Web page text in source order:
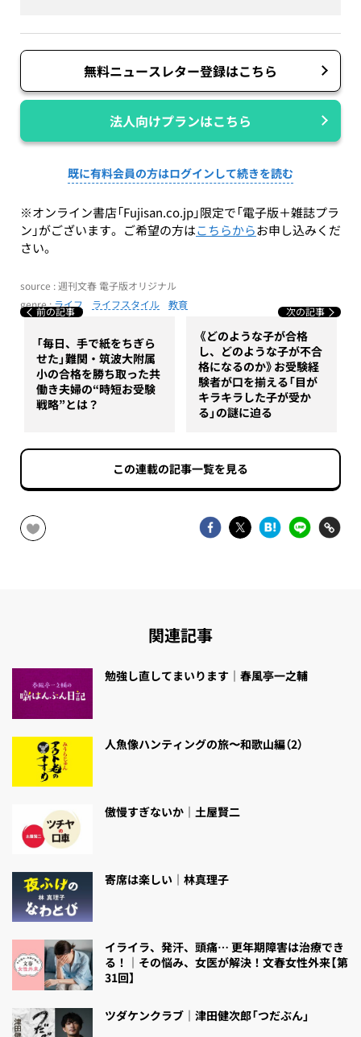
無料ニュースレター登録はこちら
法人向けプランはこちら
既に有料会員の方はログインして続きを読む
※オンライン書店「Fujisan.co.jp」限定で「電子版＋雑誌プラ
ン」がございます。ご希望の方はこちらからお申し込みくだ
さい。
source : 週刊文春 電子版オリジナル
genre :ライフ ライフスタイル 教育
前の記事
「毎日、手で紙をちぎら
せた」難関・筑波大附属
小の合格を勝ち取った共
働き夫婦の“時短お受験
戦略”とは？
次の記事
《どのような子が合格
し、どのような子が不合
格になるのか》お受験経
験者が口を揃える「目が
キラキラした子が受か
る」の謎に迫る
この連載の記事一覧を見る
関連記事
勉強し直してまいります｜春風亭一之輔
人魚像ハンティングの旅〜和歌山編（2）
傲慢すぎないか｜土屋賢二
寄席は楽しい｜林真理子
イライラ、発汗、頭痛… 更年期障害は治療でき
る！｜その悩み、女医が解決！文春女性外来【第
31回】
ツダケンクラブ｜津田健次郎「つだぶん」